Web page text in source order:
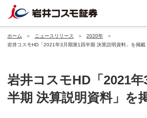
ホーム ＞ ニュースリリース ＞ 2020年
＞
岩井コスモHD「2021年3月期第1四半期 決算説明資料」を掲載
岩井コスモHD「2021年
半期 決算説明資料」を